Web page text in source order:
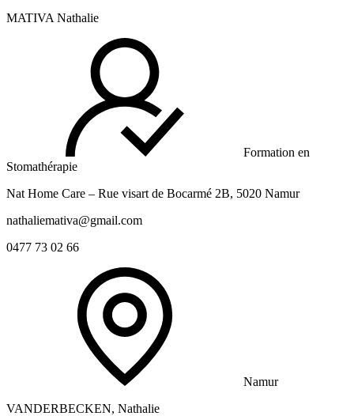
MATIVA Nathalie
Formation en
Stomathérapie
Nat Home Care – Rue visart de Bocarmé 2B, 5020 Namur
nathaliemativa@gmail.com
0477 73 02 66
Namur
VANDERBECKEN, Nathalie